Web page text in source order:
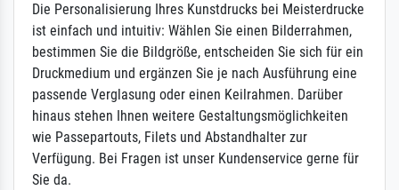
Die Personalisierung Ihres Kunstdrucks bei Meisterdrucke
ist einfach und intuitiv: Wählen Sie einen Bilderrahmen,
bestimmen Sie die Bildgröße, entscheiden Sie sich für ein
Druckmedium und ergänzen Sie je nach Ausführung eine
passende Verglasung oder einen Keilrahmen. Darüber
hinaus stehen Ihnen weitere Gestaltungsmöglichkeiten
wie Passepartouts, Filets und Abstandhalter zur
Verfügung. Bei Fragen ist unser Kundenservice gerne für
Sie da.